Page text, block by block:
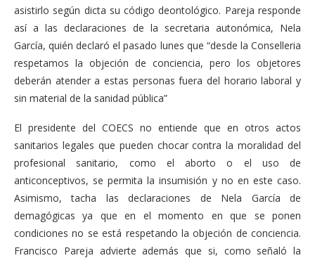
asistirlo según dicta su código deontológico. Pareja responde
así a las declaraciones de la secretaria autonómica, Nela
García, quién declaró el pasado lunes que “desde la Conselleria
respetamos la objeción de conciencia, pero los objetores
deberán atender a estas personas fuera del horario laboral y
sin material de la sanidad pública”
El presidente del COECS no entiende que en otros actos
sanitarios legales que pueden chocar contra la moralidad del
profesional sanitario, como el aborto o el uso de
anticonceptivos, se permita la insumisión y no en este caso.
Asimismo, tacha las declaraciones de Nela García de
demagógicas ya que en el momento en que se ponen
condiciones no se está respetando la objeción de conciencia.
Francisco Pareja advierte además que si, como señaló la